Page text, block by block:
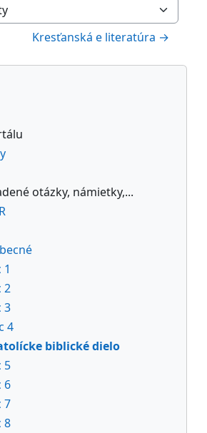
Kresťanská e literatúra →
otázky, námietky,...
2
3
4
biblické dielo
5
6
7
8